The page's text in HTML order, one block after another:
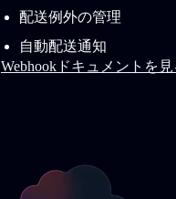
配送例外の管理
自動配送通知
Webhookドキュメントを